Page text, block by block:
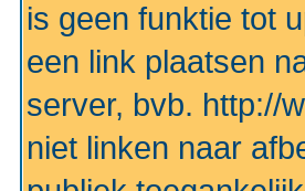
is geen funktie tot
een link plaatsen
server, bvb. http://
niet linken naar